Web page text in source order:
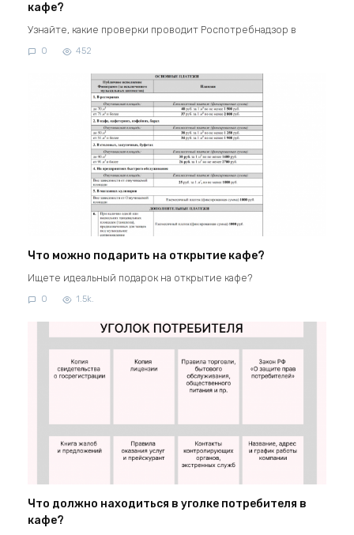
кафе?
Узнайте, какие проверки проводит Роспотребнадзор в
0 452
Что можно подарить на открытие кафе?
Ищете идеальный подарок на открытие кафе?
0 1.5k.
Что должно находиться в уголке потребителя в
кафе?